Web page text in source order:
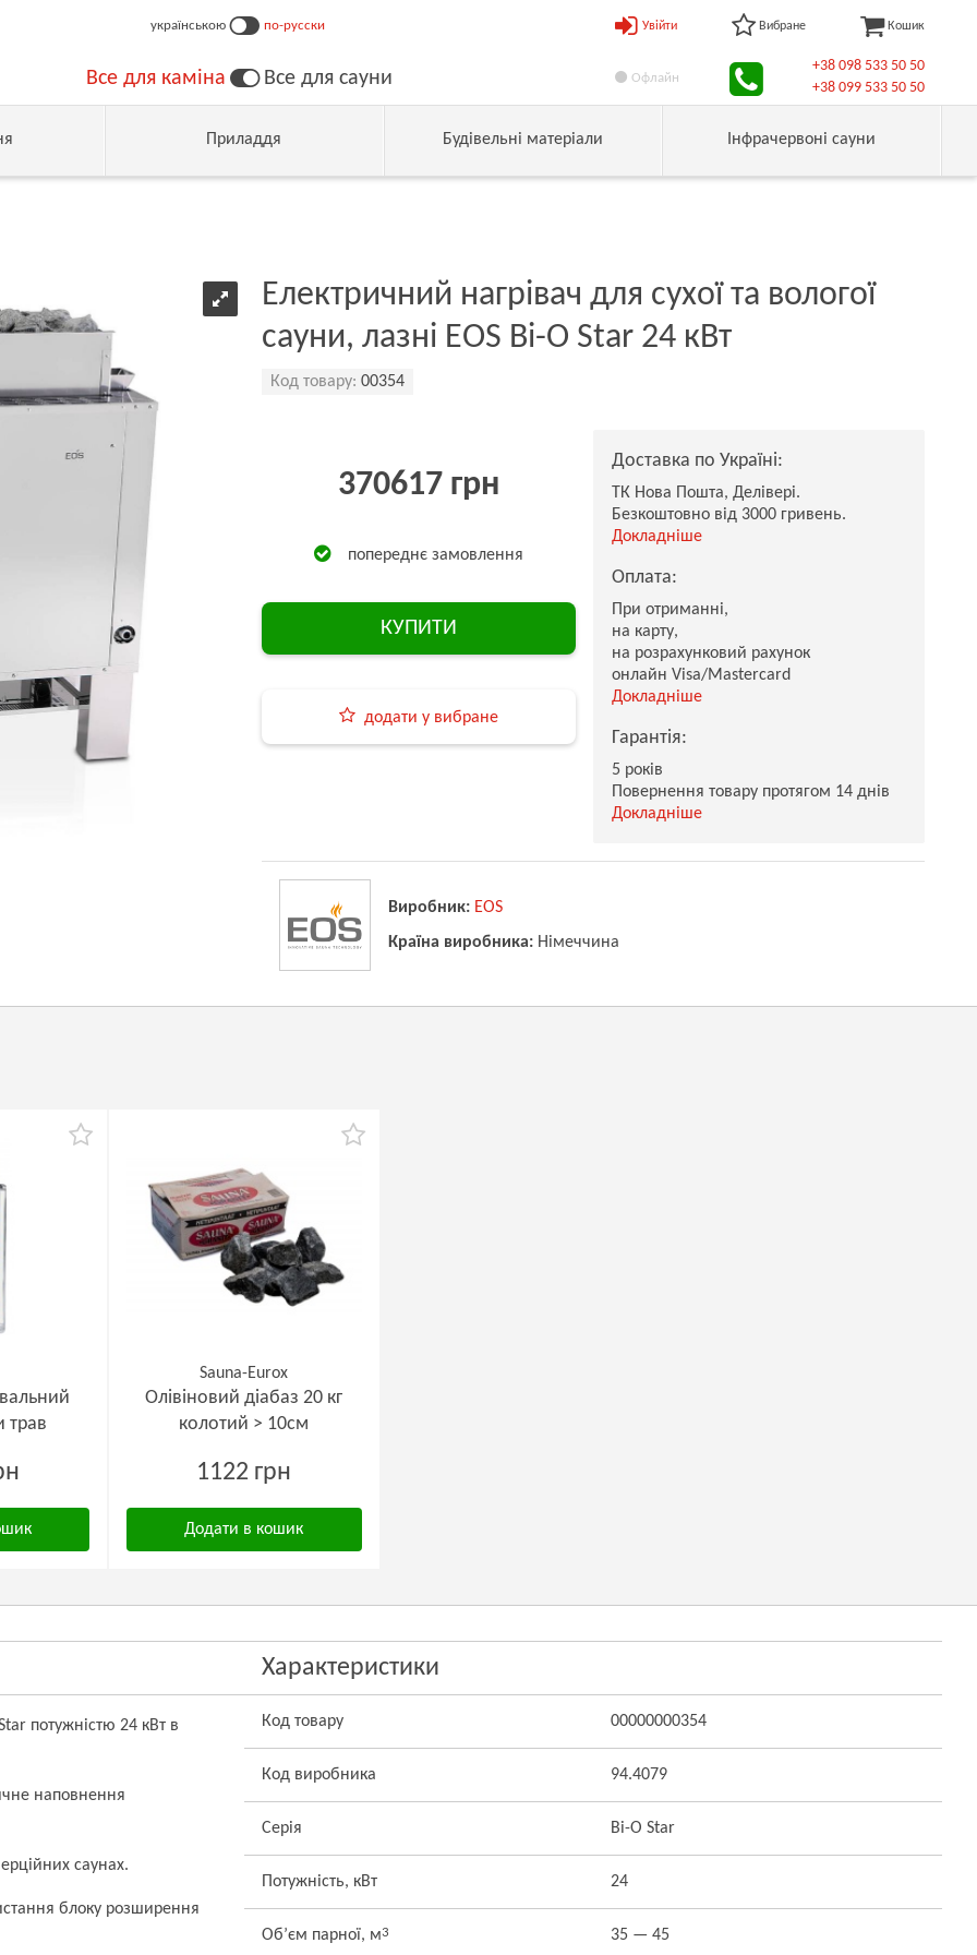
українською по-русски
Все для каміна Все для сауни
Увійти Вибране Кошик
Офлайн
+38 098 533 50 50
+38 099 533 50 50
Приладдя Будівельні матеріали Інфрачервоні сауни
Електричний нагрівач для сухої та вологої
сауни, лазні EOS Bi-O Star 24 кВт
Код товару: 00354
370617 грн
попереднє замовлення
КУПИТИ
додати у вибране
Доставка по Україні:
ТК Нова Пошта, Делівері.
Безкоштовно від 3000 гривень.
Докладніше
Оплата:
При отриманні,
на карту,
на розрахунковий рахунок
онлайн Visa/Mastercard
Докладніше
Гарантія:
5 років
Повернення товару протягом 14 днів
Докладніше
Виробник: EOS
Країна виробника: Німеччина
трав
Sauna-Eurox
Олівіновий діабаз 20 кг
колотий > 10см
1122 грн
Додати в кошик
потужністю 24 кВт в
наповнення
саунах.
блоку розширення
Характеристики
Код товару 00000000354
Код виробника 94.4079
Серія Bi-O Star
Потужність, кВт 24
Об’єм парної, м3 35 — 45